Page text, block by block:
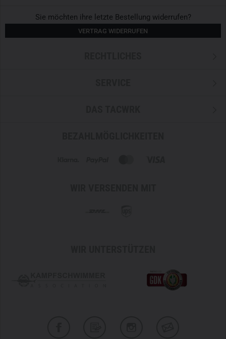
Sie möchten ihre letzte Bestellung widerrufen?
VERTRAG WIDERRUFEN